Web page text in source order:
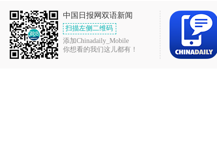
中国日报网双语新闻
扫描左侧二维码
添加Chinadaily_Mobile
你想看的我们这儿都有！